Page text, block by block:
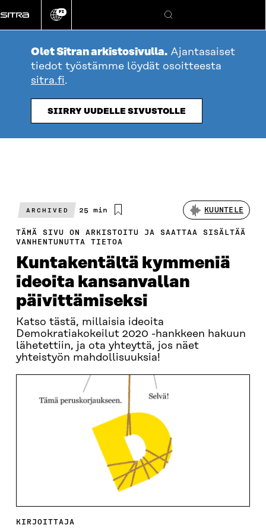
suoraan
sisältöön
Vaihda
kieli
FI
Hae
Olet Sitran arkistosivulla. Ajantasaiset
tiedot työstämme löydät osoitteesta
sitra.fi.
SIIRRY UUDELLE SIVUSTOLLE
ARCHIVED
Arvioitu
25 min KUUNTELE
TÄMÄ SIVU ON ARKISTOITU JA SAATTAA SISÄLTÄÄ
VANHENTUNUTTA TIETOA
Kuntakentältä kymmeniä
ideoita kansanvallan
päivittämiseksi
Katso tästä, millaisia ideoita
Demokratiakokeilut 2020 -hankkeen hakuun
lähetettiin, ja ota yhteyttä, jos näet
yhteistyön mahdollisuuksia!
KIRJOITTAJA